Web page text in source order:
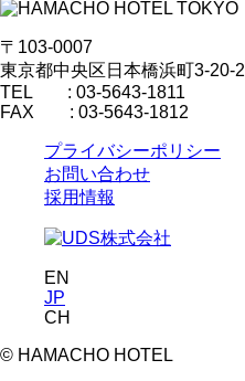
〒103-0007
東京都中央区日本橋浜町3-20-2
TEL : 03-5643-1811
FAX : 03-5643-1812
プライバシーポリシー
お問い合わせ
採用情報
EN
JP
CH
© HAMACHO HOTEL